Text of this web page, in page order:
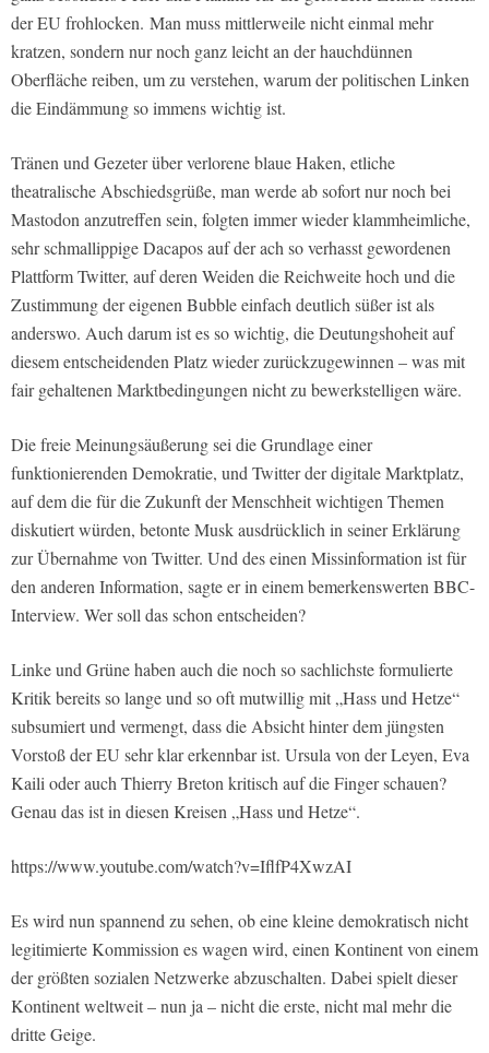
der EU frohlocken. Man muss mittlerweile nicht einmal mehr
kratzen, sondern nur noch ganz leicht an der hauchdünnen
Oberfläche reiben, um zu verstehen, warum der politischen Linken
die Eindämmung so immens wichtig ist.
Tränen und Gezeter über verlorene blaue Haken, etliche
theatralische Abschiedsgrüße, man werde ab sofort nur noch bei
Mastodon anzutreffen sein, folgten immer wieder klammheimliche,
sehr schmallippige Dacapos auf der ach so verhasst gewordenen
Plattform Twitter, auf deren Weiden die Reichweite hoch und die
Zustimmung der eigenen Bubble einfach deutlich süßer ist als
anderswo. Auch darum ist es so wichtig, die Deutungshoheit auf
diesem entscheidenden Platz wieder zurückzugewinnen – was mit
fair gehaltenen Marktbedingungen nicht zu bewerkstelligen wäre.
Die freie Meinungsäußerung sei die Grundlage einer
funktionierenden Demokratie, und Twitter der digitale Marktplatz,
auf dem die für die Zukunft der Menschheit wichtigen Themen
diskutiert würden, betonte Musk ausdrücklich in seiner Erklärung
zur Übernahme von Twitter. Und des einen Missinformation ist für
den anderen Information, sagte er in einem bemerkenswerten BBC-
Interview. Wer soll das schon entscheiden?
Linke und Grüne haben auch die noch so sachlichste formulierte
Kritik bereits so lange und so oft mutwillig mit „Hass und Hetze“
subsumiert und vermengt, dass die Absicht hinter dem jüngsten
Vorstoß der EU sehr klar erkennbar ist. Ursula von der Leyen, Eva
Kaili oder auch Thierry Breton kritisch auf die Finger schauen?
Genau das ist in diesen Kreisen „Hass und Hetze“.
https://www.youtube.com/watch?v=IflfP4XwzAI
Es wird nun spannend zu sehen, ob eine kleine demokratisch nicht
legitimierte Kommission es wagen wird, einen Kontinent von einem
der größten sozialen Netzwerke abzuschalten. Dabei spielt dieser
Kontinent weltweit – nun ja – nicht die erste, nicht mal mehr die
dritte Geige.